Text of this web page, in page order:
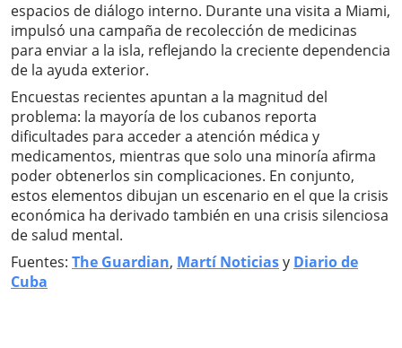
espacios de diálogo interno. Durante una visita a Miami,
impulsó una campaña de recolección de medicinas
para enviar a la isla, reflejando la creciente dependencia
de la ayuda exterior.
Encuestas recientes apuntan a la magnitud del
problema: la mayoría de los cubanos reporta
dificultades para acceder a atención médica y
medicamentos, mientras que solo una minoría afirma
poder obtenerlos sin complicaciones. En conjunto,
estos elementos dibujan un escenario en el que la crisis
económica ha derivado también en una crisis silenciosa
de salud mental.
Fuentes: The Guardian, Martí Noticiasy Diario de
Cuba